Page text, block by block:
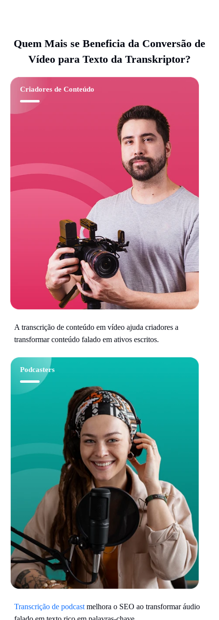
Quem Mais se Beneficia da Conversão de
Vídeo para Texto da Transkriptor?
Criadores de Conteúdo
A transcrição de conteúdo em vídeo ajuda criadores a
transformar conteúdo falado em ativos escritos.
Podcasters
Transcrição de podcastmelhora o SEO ao transformar áudio